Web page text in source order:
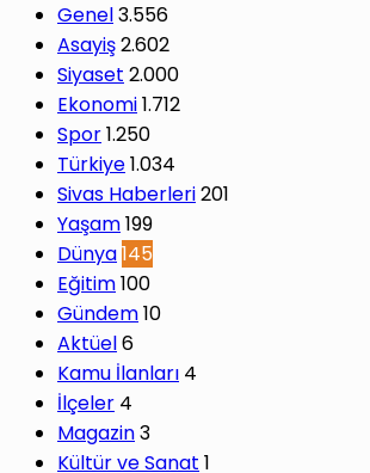
Genel3.556
Asayiş2.602
Siyaset 2.000
Ekonomi1.712
Spor1.250
Türkiye1.034
Sivas Haberleri201
Yaşam199
Dünya145
Eğitim100
Gündem10
Aktüel6
Kamu İlanları 4
İlçeler 4
Magazin3
Kültür ve Sanat 1